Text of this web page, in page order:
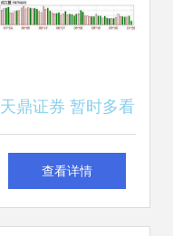
天鼎证券 暂时多看
少动，静待市场再
查看详情